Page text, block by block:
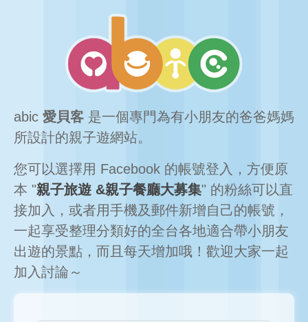
abic 愛貝客 是一個專門為有小朋友的爸爸媽媽
所設計的親子遊網站。
您可以選擇用 Facebook 的帳號登入，方便原
本 "親子旅遊 &親子餐廳大募集" 的粉絲可以直
接加入，或者用手機及郵件新增自己的帳號，
一起享受整理分類好的全台各地適合帶小朋友
出遊的景點，而且每天增加哦！歡迎大家一起
加入討論～